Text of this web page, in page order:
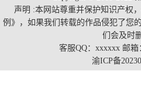
声明 :本网站尊重并保护知识产权
例》，如果我们转载的作品侵犯了您
们会及时
客服QQ：xxxxxx 邮箱
渝ICP备